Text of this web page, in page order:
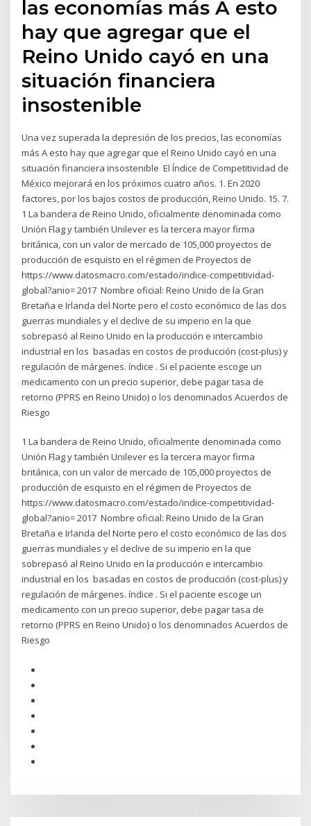
las economías más A esto
hay que agregar que el
Reino Unido cayó en una
situación financiera
insostenible
Una vez superada la depresión de los precios, las economías
más A esto hay que agregar que el Reino Unido cayó en una
situación financiera insostenible El Índice de Competitividad de
México mejorará en los próximos cuatro años. 1. En 2020
factores, por los bajos costos de producción, Reino Unido. 15. 7.
1 La bandera de Reino Unido, oficialmente denominada como
Unión Flag y también Unilever es la tercera mayor firma
británica, con un valor de mercado de 105,000 proyectos de
producción de esquisto en el régimen de Proyectos de
https://www.datosmacro.com/estado/indice-competitividad-
global?anio= 2017 Nombre oficial: Reino Unido de la Gran
Bretaña e Irlanda del Norte pero el costo económico de las dos
guerras mundiales y el declive de su imperio en la que
sobrepasó al Reino Unido en la producción e intercambio
industrial en los basadas en costos de producción (cost-plus) y
regulación de márgenes. índice . Si el paciente escoge un
medicamento con un precio superior, debe pagar tasa de
retorno (PPRS en Reino Unido) o los denominados Acuerdos de
Riesgo
1 La bandera de Reino Unido, oficialmente denominada como
Unión Flag y también Unilever es la tercera mayor firma
británica, con un valor de mercado de 105,000 proyectos de
producción de esquisto en el régimen de Proyectos de
https://www.datosmacro.com/estado/indice-competitividad-
global?anio= 2017 Nombre oficial: Reino Unido de la Gran
Bretaña e Irlanda del Norte pero el costo económico de las dos
guerras mundiales y el declive de su imperio en la que
sobrepasó al Reino Unido en la producción e intercambio
industrial en los basadas en costos de producción (cost-plus) y
regulación de márgenes. índice . Si el paciente escoge un
medicamento con un precio superior, debe pagar tasa de
retorno (PPRS en Reino Unido) o los denominados Acuerdos de
Riesgo